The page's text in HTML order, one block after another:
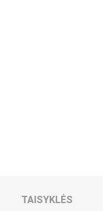
TAISYKLĖS